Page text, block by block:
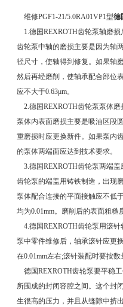
维修PGF1-21/5.0RA01VP1型德
1.德国REXROTH齿轮泵轴磨损
齿轮泵中轴的磨损主要是因为轴
径尺寸，使轴得到修复。如果轴
然后再经磨削，使轴承配合部位
应不大于0.63μm。
2.德国REXROTH齿轮泵泵体磨
泵体内表面磨损主要是吸油区段
重磨损时应更换新件。如果泵内
的泵体两端面应达到技术要求。
3.德国REXROTH齿轮泵两端盖
齿轮泵的端盖用铸铁制造，出现
泵体配合连接的平面接触应不低
均为0.01mm。磨削后的表面粗糙
4.德国REXROTH齿轮泵用滚针
泵中零件维修后，轴承滚针应更
在0.01mm左右;滚针装配时要按
德国REXROTH齿轮泵要平稳
所围成的封闭容腔之间。这个封
生很高的压力，并且从缝隙中挤